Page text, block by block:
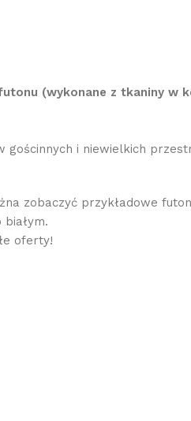
(wykonane z tkaniny w
i niewielkich
zobaczyć przykładowe
oferty!